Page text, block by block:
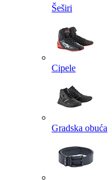
Šeširi
Cipele
Gradska obuća